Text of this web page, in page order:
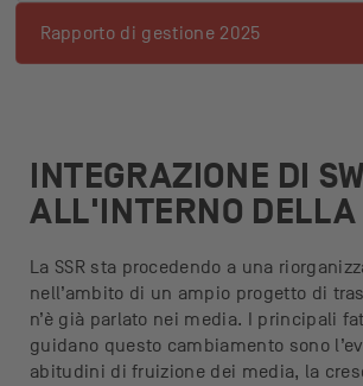
Elenco dei link di ancoraggio disponibili
Integrazione di SWISS TXT all'interno della
Siamo SWISS TXT
Focus strategico
Rapporto di gestione 2025
INTEGRAZIONE DI
ALL'INTERNO DELLA
La SSR sta procedendo a una
nell’ambito di un ampio progetto di
n’è già parlato nei media. I principali
guidano questo cambiamento sono
abitudini di fruizione dei media, la